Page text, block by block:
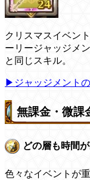
クリスマスイベン
ーリージャッジメ
と同じスキル。
▶ジャッジメント
無課金・微課
どの層も時間
色々なイベントが